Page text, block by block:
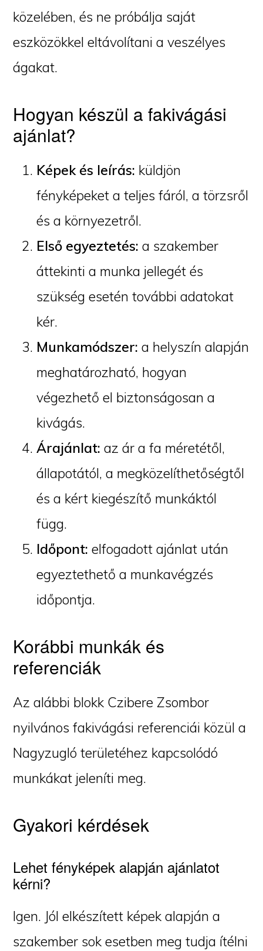
közelében, és ne próbálja saját
eszközökkel eltávolítani a veszélyes
ágakat.
Hogyan készül a fakivágási
ajánlat?
Képek és leírás: küldjön
fényképeket a teljes fáról, a törzsről
és a környezetről.
Első egyeztetés: a szakember
áttekinti a munka jellegét és
szükség esetén további adatokat
kér.
Munkamódszer: a helyszín alapján
meghatározható, hogyan
végezhető el biztonságosan a
kivágás.
Árajánlat: az ár a fa méretétől,
állapotától, a megközelíthetőségtől
és a kért kiegészítő munkáktól
függ.
Időpont: elfogadott ajánlat után
egyeztethető a munkavégzés
időpontja.
Korábbi munkák és
referenciák
Az alábbi blokk Czibere Zsombor
nyilvános fakivágási referenciái közül a
Nagyzugló területéhez kapcsolódó
munkákat jeleníti meg.
Gyakori kérdések
Lehet fényképek alapján ajánlatot
kérni?
Igen. Jól elkészített képek alapján a
szakember sok esetben meg tudja ítélni